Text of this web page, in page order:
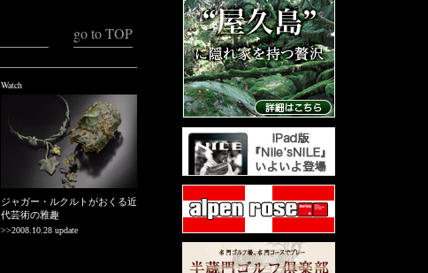
go to TOP
Watch
ジャガー・ルクルトがおくる近
代芸術の雅趣
>>2008.10.28 update